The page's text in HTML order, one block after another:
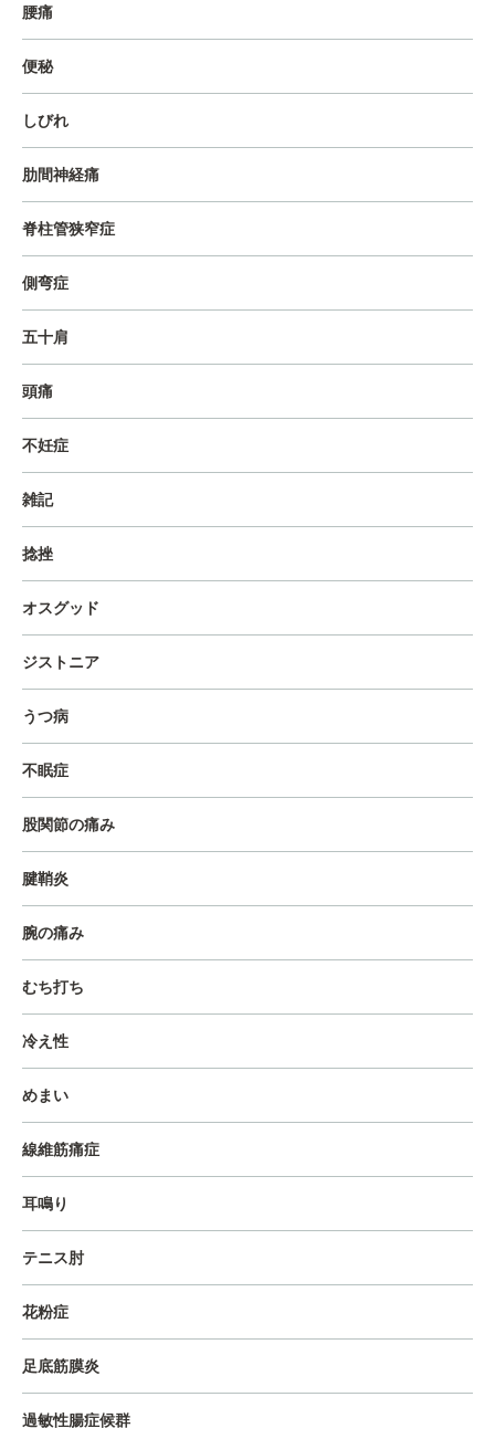
腰痛
便秘
しびれ
肋間神経痛
脊柱管狭窄症
側弯症
五十肩
頭痛
不妊症
雑記
捻挫
オスグッド
ジストニア
うつ病
不眠症
股関節の痛み
腱鞘炎
腕の痛み
むち打ち
冷え性
めまい
線維筋痛症
耳鳴り
テニス肘
花粉症
足底筋膜炎
過敏性腸症候群